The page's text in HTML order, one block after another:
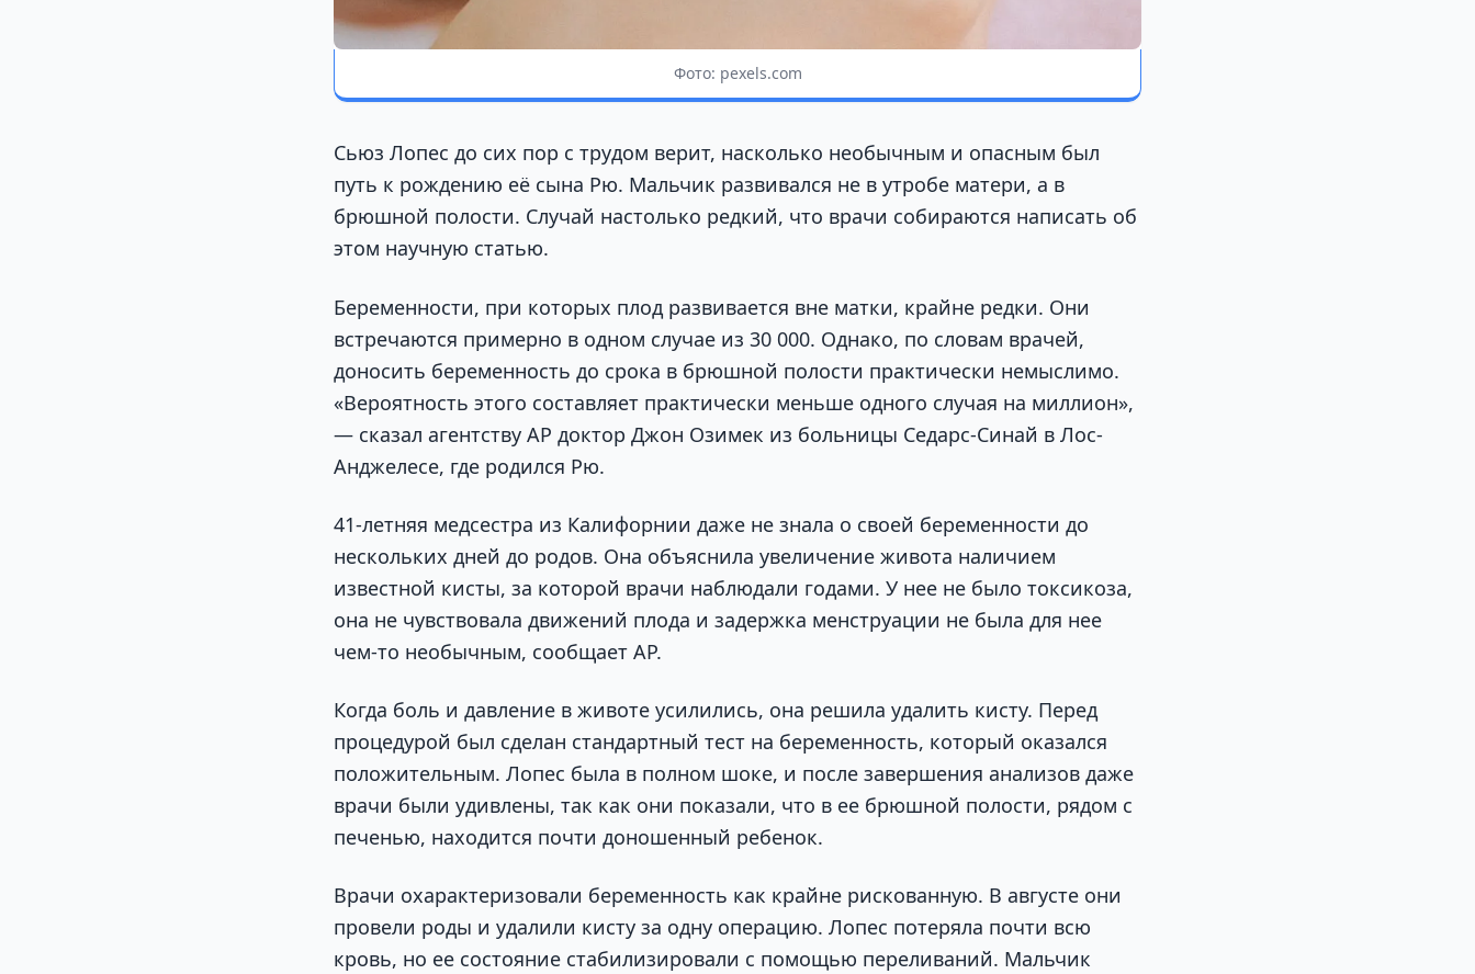
Фото: pexels.com
Сьюз Лопес до сих пор с трудом верит, насколько необычным и опасным был
путь к рождению её сына Рю. Мальчик развивался не в утробе матери, а в
брюшной полости. Случай настолько редкий, что врачи собираются написать об
этом научную статью.
Беременности, при которых плод развивается вне матки, крайне редки. Они
встречаются примерно в одном случае из 30 000. Однако, по словам врачей,
доносить беременность до срока в брюшной полости практически немыслимо.
«Вероятность этого составляет практически меньше одного случая на миллион»,
— сказал агентству AP доктор Джон Озимек из больницы Седарс-Синай в Лос-
Анджелесе, где родился Рю.
41-летняя медсестра из Калифорнии даже не знала о своей беременности до
нескольких дней до родов. Она объяснила увеличение живота наличием
известной кисты, за которой врачи наблюдали годами. У нее не было токсикоза,
она не чувствовала движений плода и задержка менструации не была для нее
чем-то необычным, сообщает AP.
Когда боль и давление в животе усилились, она решила удалить кисту. Перед
процедурой был сделан стандартный тест на беременность, который оказался
положительным. Лопес была в полном шоке, и после завершения анализов даже
врачи были удивлены, так как они показали, что в ее брюшной полости, рядом с
печенью, находится почти доношенный ребенок.
Врачи охарактеризовали беременность как крайне рискованную. В августе они
провели роды и удалили кисту за одну операцию. Лопес потеряла почти всю
кровь, но ее состояние стабилизировали с помощью переливаний. Мальчик